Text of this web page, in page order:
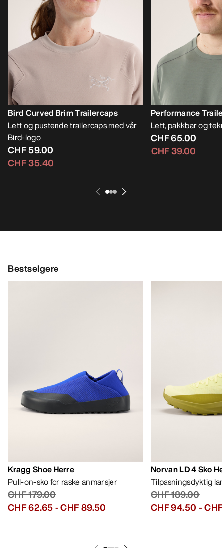
Bird Curved Brim Trailercaps
Lett og pustende trailercaps med vår
Bird-logo
CHF 59.00
CHF 35.40
Performance
Lett, pakkbar og
CHF 65.00
CHF 39.00
Bestselgere
Kragg Shoe Herre
Pull-on-sko for raske anmarsjer
CHF 179.00
CHF 62.65-CHF 89.50
Norvan LD 4 Sko
Tilpasningsdyktig
CHF 189.00
CHF 94.50 -